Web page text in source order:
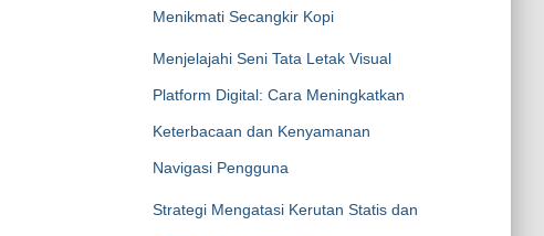
Menikmati Secangkir Kopi
Menjelajahi Seni Tata Letak Visual
Platform Digital: Cara Meningkatkan
Keterbacaan dan Kenyamanan
Navigasi Pengguna
Strategi Mengatasi Kerutan Statis dan